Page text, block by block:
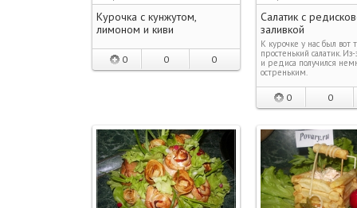
Курочка с кунжутом,
лимоном и киви
0 0 0
Салатик с
заливкой
К курочке у нас был вот
простенький салатик. Из-
и редиса получился
остреньким.
0 0